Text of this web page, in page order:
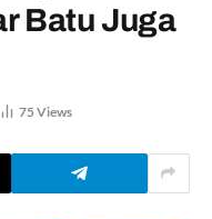
Batu Juga
75 Views